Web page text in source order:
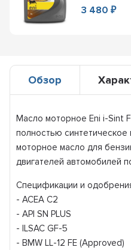
3 480₽
Обзор
Масло моторное Eni i-Sint
полностью синтетическое
моторное масло для
двигателей автомобилей
Спецификации и
- ACEA C2
- API SN PLUS
- ILSAC GF-5
- BMW LL-12 FE (Approved)